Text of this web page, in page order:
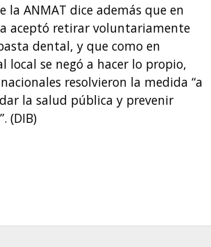
la ANMAT dice además que en
aceptó retirar voluntariamente
dental, y que como en
local se negó a hacer lo propio,
resolvieron la medida “a
la salud pública y prevenir
(DIB)